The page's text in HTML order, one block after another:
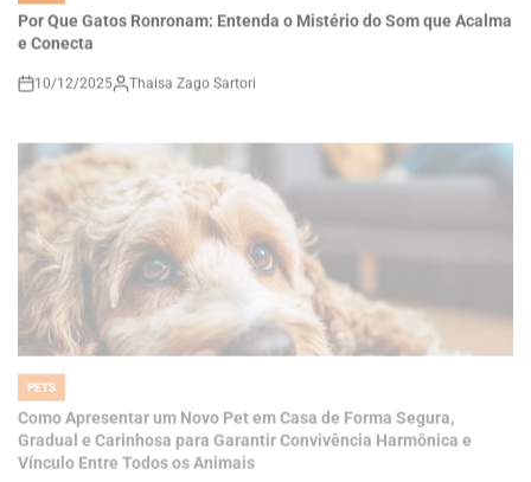
on
10/12/2025 Thaisa Zago Sartori
POSTED
PETS
Como Apresentar um Novo Pet em Casa de Forma Segura,
Gradual e Carinhosa para Garantir Convivência Harmônica e
Vínculo Entre Todos os Animais
on
10/12/2025 Thaisa Zago Sartori